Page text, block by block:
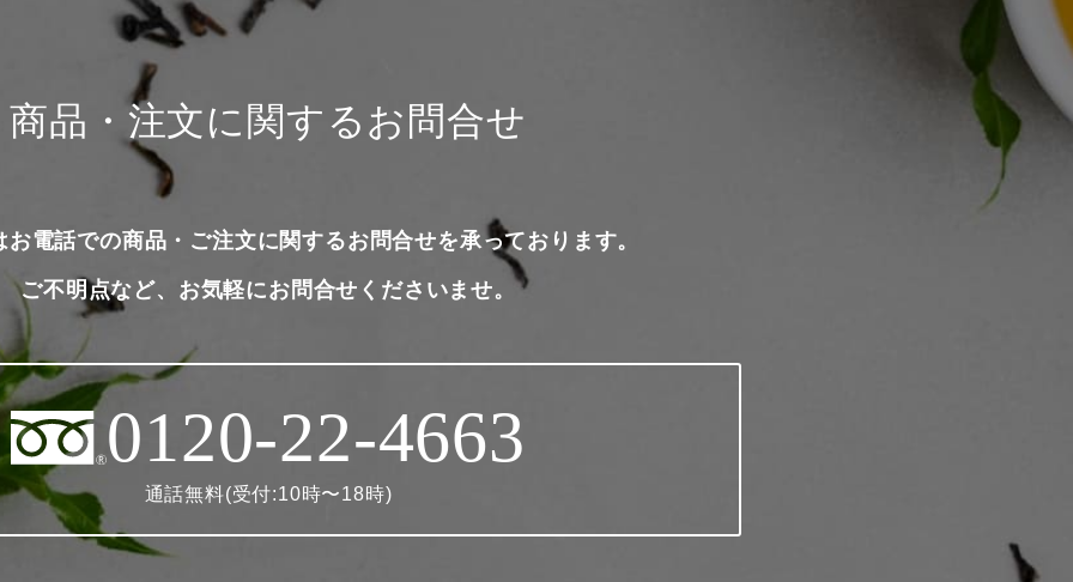
商品・注文に関するお問合せ
お電話での商品・ご注文に関するお問合せを承っております。
ご不明点など、お気軽にお問合せくださいませ。
0120-22-4663
通話無料(受付:10時〜18時)